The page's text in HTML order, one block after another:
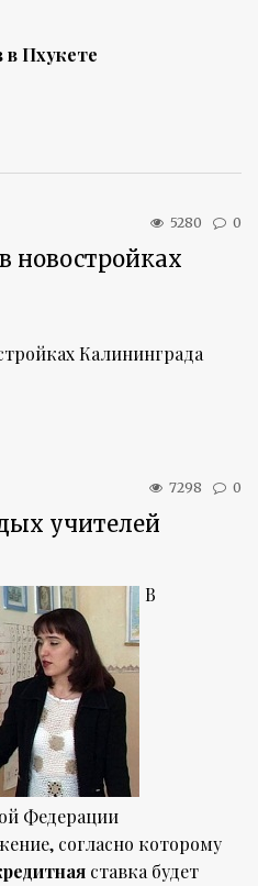
в Пхукете
5280 0
новостройках
Калининграда
7298 0
учителей
В
Федерации
согласно которому
ставка будет